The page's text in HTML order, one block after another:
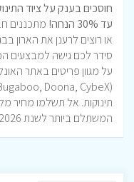
עד 30% הנחה!
מתכננים
או רוצים לרענן את הארון
סידר לכם גישה למבצעים
על מגוון פריטים באתר
תינוקות. אל תשלמו מחיר
המשתלם ביותר לשנת 2026!